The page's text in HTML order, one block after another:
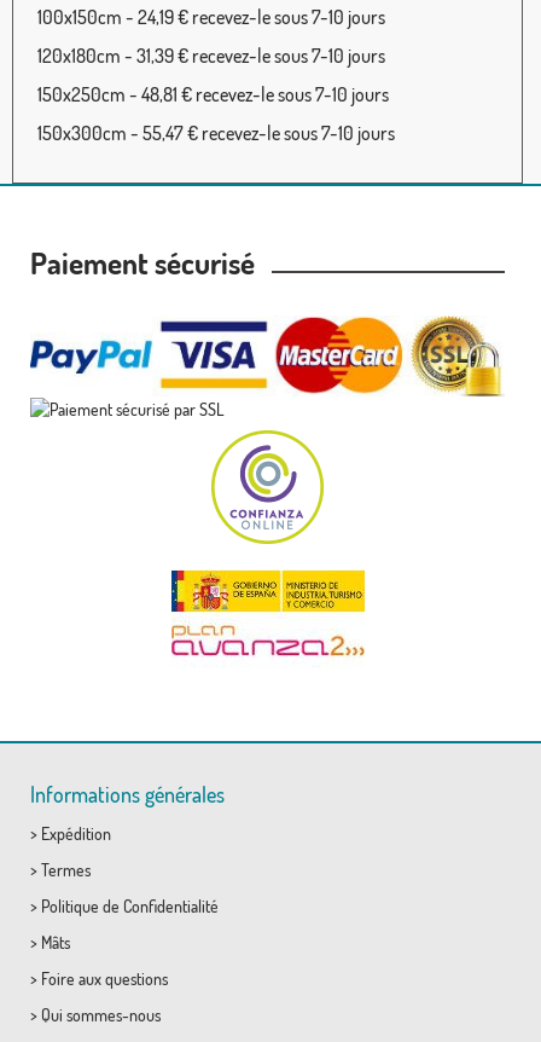
100x150cm - 24,19 € recevez-le sous 7-10 jours
120x180cm - 31,39 € recevez-le sous 7-10 jours
150x250cm - 48,81 € recevez-le sous 7-10 jours
150x300cm - 55,47 € recevez-le sous 7-10 jours
Paiement sécurisé
Informations générales
> Expédition
> Termes
> Politique de Confidentialité
> Mâts
> Foire aux questions
> Qui sommes-nous